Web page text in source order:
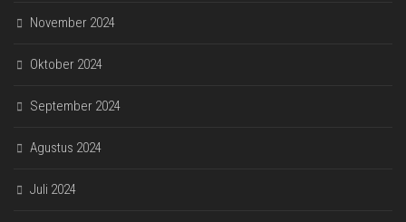
November 2024
Oktober 2024
September 2024
Agustus 2024
Juli 2024